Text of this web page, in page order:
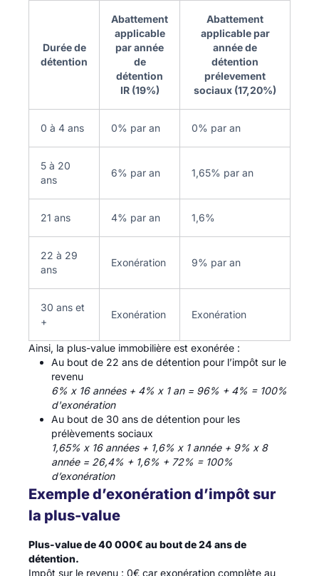
Durée de
détention
Abattement
applicable
par année
de
détention
IR (19%)
Abattement
applicable par
année de
détention
prélevement
sociaux (17,20%)
0 à 4 ans 0% par an 0% par an
5 à 20
ans
6% par an 1,65% par an
21 ans 4% par an 1,6%
22 à 29
ans
Exonération 9% par an
30 ans et
+
Exonération Exonération
Ainsi, la plus-value immobilière est exonérée :
Au bout de 22 ans de détention pour l’impôt sur le
revenu
6% x 16 années + 4% x 1 an = 96% + 4% = 100%
d'exonération
Au bout de 30 ans de détention pour les
prélèvements sociaux
1,65% x 16 années + 1,6% x 1 année + 9% x 8
année = 26,4% + 1,6% + 72% = 100%
d’exonération
Exemple d’exonération d’impôt sur
la plus-value
Plus-value de 40 000€ au bout de 24 ans de
détention.
Impôt sur le revenu : 0€ car exonération complète au